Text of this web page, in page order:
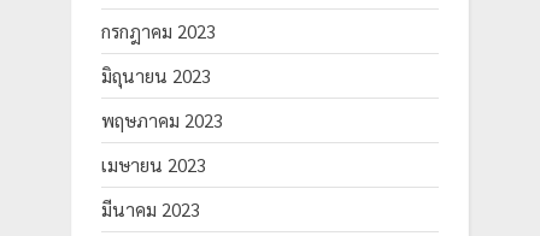
กรกฎาคม 2023
มิถุนายน 2023
พฤษภาคม 2023
เมษายน 2023
มีนาคม 2023